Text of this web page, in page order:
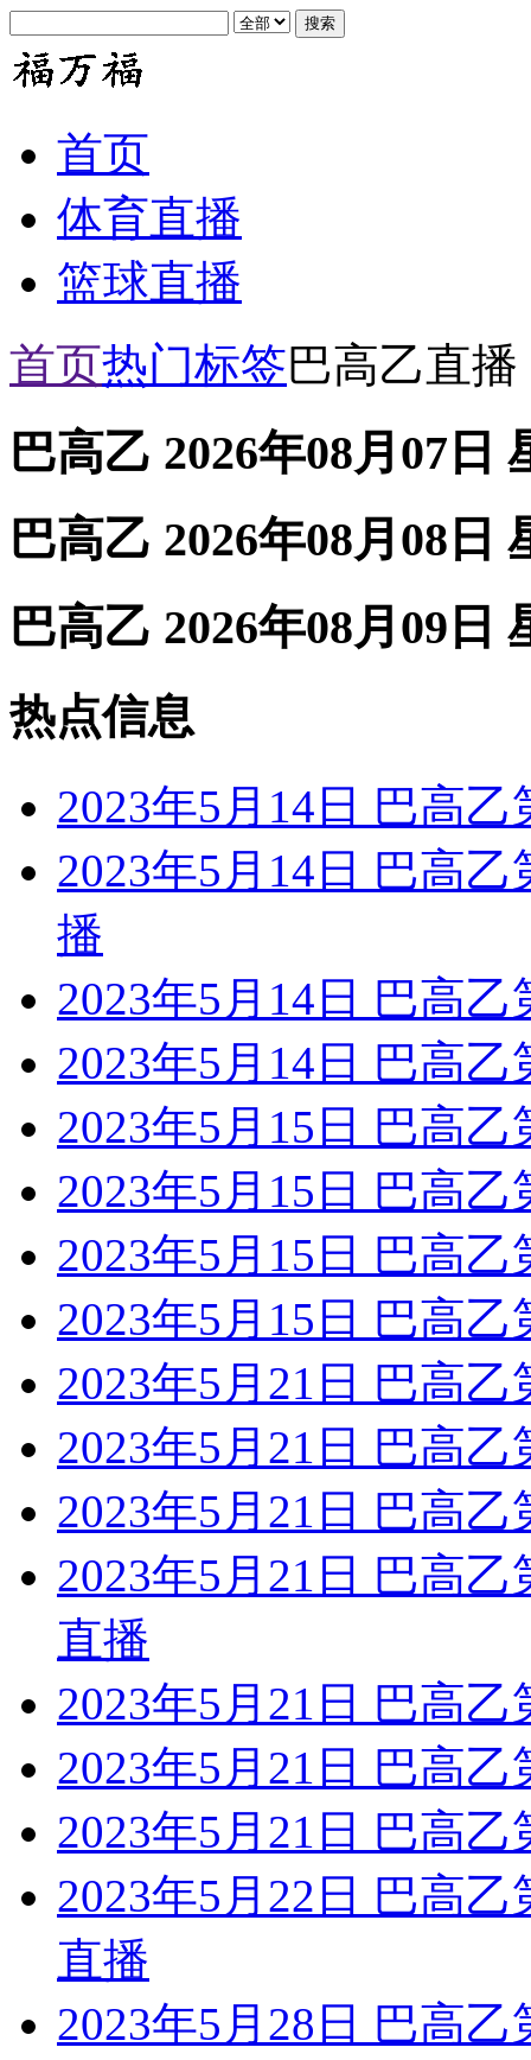
首页
体育直播
篮球直播
首页热门标签巴高乙直播
巴高乙 2026年08月07日
巴高乙 2026年08月08日
巴高乙 2026年08月09日
热点信息
2023年5月14日 巴高
2023年5月14日 巴高
播
2023年5月14日 巴高
2023年5月14日 巴高
2023年5月15日 巴高
2023年5月15日 巴高
2023年5月15日 巴高
2023年5月15日 巴高
2023年5月21日 巴高
2023年5月21日 巴高
2023年5月21日 巴高
2023年5月21日 巴高
直播
2023年5月21日 巴高
2023年5月21日 巴高
2023年5月21日 巴高
2023年5月22日 巴高
直播
2023年5月28日 巴高